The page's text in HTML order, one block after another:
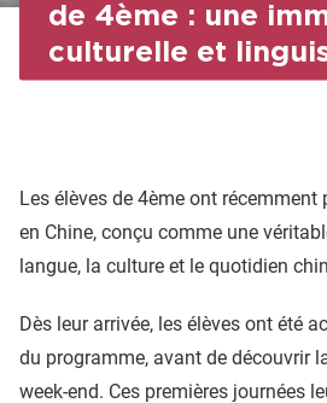
de 4ème : une
culturelle et
Les élèves de 4ème ont
en Chine, conçu comme une
langue, la culture et le quotidien
Dès leur arrivée, les élèves ont été
du programme, avant de découvrir
week-end. Ces premières journées